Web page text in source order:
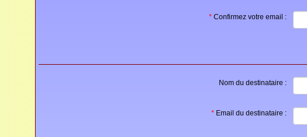
* Confirmez votre email :
Nom du destinataire :
* Email du destinataire :